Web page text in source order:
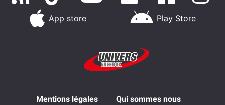
App store Play Store
Mentions légales Qui sommes nous